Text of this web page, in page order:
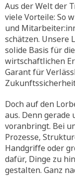
Aus der Welt der
viele Vorteile: So
und
schätzen. Unsere
solide Basis für
wirtschaftlichen
Garant für
Doch auf den
aus. Denn gerade
voranbringt. Bei
Prozesse,
Handgriffe oder
dafür, Dinge zu
gestalten. Ganz